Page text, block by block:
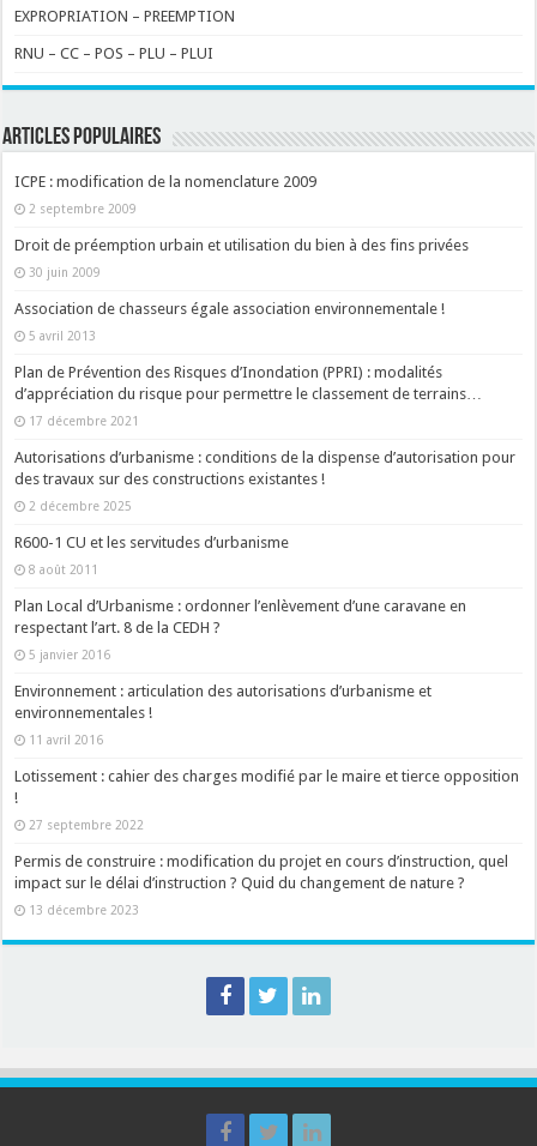
EXPROPRIATION – PREEMPTION
RNU – CC – POS – PLU – PLUI
ARTICLES POPULAIRES
ICPE : modification de la nomenclature 2009
2 septembre 2009
Droit de préemption urbain et utilisation du bien à des fins privées
30 juin 2009
Association de chasseurs égale association environnementale !
5 avril 2013
Plan de Prévention des Risques d’Inondation (PPRI) : modalités
d’appréciation du risque pour permettre le classement de terrains…
17 décembre 2021
Autorisations d’urbanisme : conditions de la dispense d’autorisation pour
des travaux sur des constructions existantes !
2 décembre 2025
R600-1 CU et les servitudes d’urbanisme
8 août 2011
Plan Local d’Urbanisme : ordonner l’enlèvement d’une caravane en
respectant l’art. 8 de la CEDH ?
5 janvier 2016
Environnement : articulation des autorisations d’urbanisme et
environnementales !
11 avril 2016
Lotissement : cahier des charges modifié par le maire et tierce opposition
!
27 septembre 2022
Permis de construire : modification du projet en cours d’instruction, quel
impact sur le délai d’instruction ? Quid du changement de nature ?
13 décembre 2023